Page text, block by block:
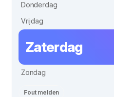
Donderdag
Vrijdag
Zaterdag
Zondag
Fout melden